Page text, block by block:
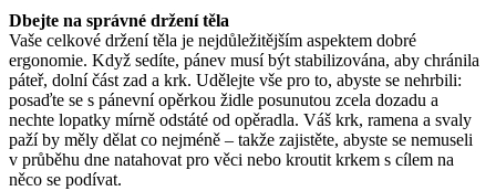
Dbejte na správné držení těla
Vaše celkové držení těla je nejdůležitějším aspektem dobré
ergonomie. Když sedíte, pánev musí být stabilizována, aby chránila
páteř, dolní část zad a krk. Udělejte vše pro to, abyste se nehrbili:
posaďte se s pánevní opěrkou židle posunutou zcela dozadu a
nechte lopatky mírně odstáté od opěradla. Váš krk, ramena a svaly
paží by měly dělat co nejméně – takže zajistěte, abyste se nemuseli
v průběhu dne natahovat pro věci nebo kroutit krkem s cílem na
něco se podívat.